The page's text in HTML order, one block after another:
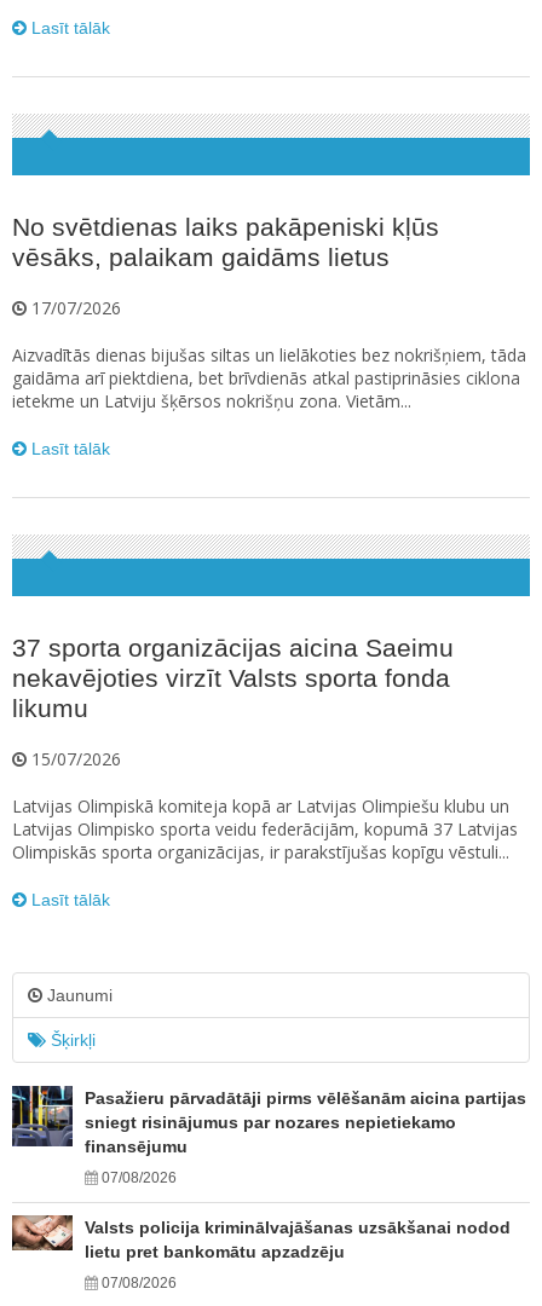
Lasīt tālāk
No svētdienas laiks pakāpeniski kļūs
vēsāks, palaikam gaidāms lietus
17/07/2026
Aizvadītās dienas bijušas siltas un lielākoties bez nokrišņiem, tāda
gaidāma arī piektdiena, bet brīvdienās atkal pastiprināsies ciklona
ietekme un Latviju šķērsos nokrišņu zona. Vietām...
Lasīt tālāk
37 sporta organizācijas aicina Saeimu
nekavējoties virzīt Valsts sporta fonda
likumu
15/07/2026
Latvijas Olimpiskā komiteja kopā ar Latvijas Olimpiešu klubu un
Latvijas Olimpisko sporta veidu federācijām, kopumā 37 Latvijas
Olimpiskās sporta organizācijas, ir parakstījušas kopīgu vēstuli...
Lasīt tālāk
Jaunumi
Šķirkļi
Pasažieru pārvadātāji pirms vēlēšanām aicina partijas
sniegt risinājumus par nozares nepietiekamo
finansējumu
07/08/2026
Valsts policija kriminālvajāšanas uzsākšanai nodod
lietu pret bankomātu apzadzēju
07/08/2026